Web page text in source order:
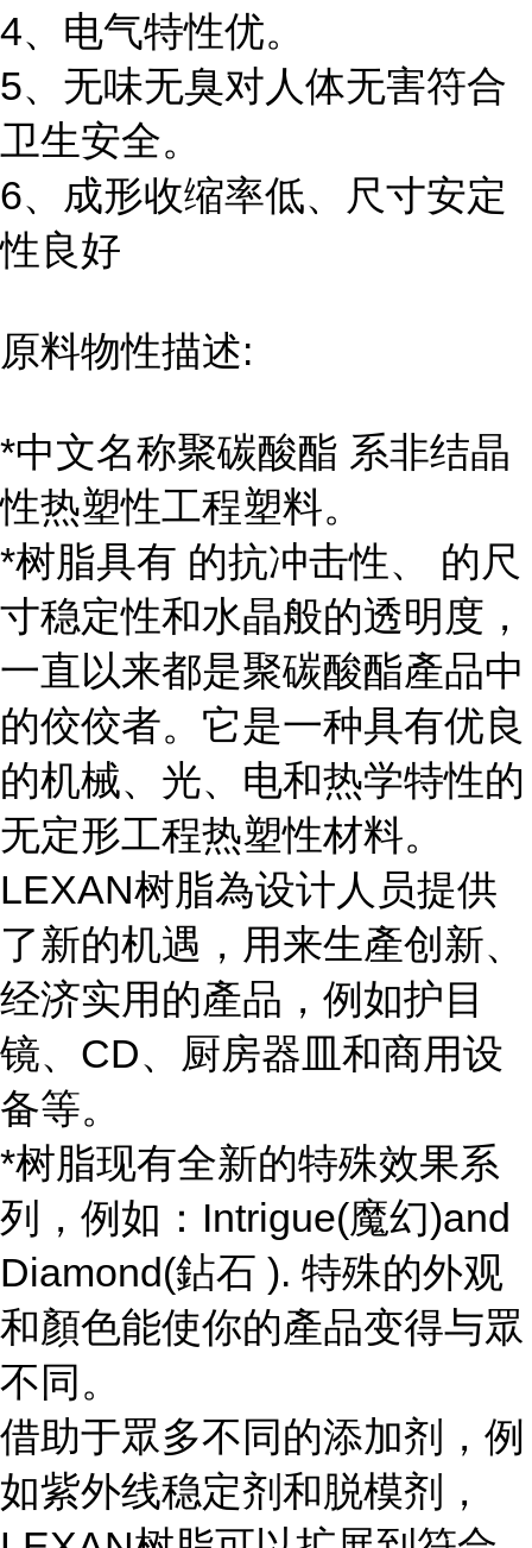
4、电气特性优。
5、无味无臭对人体无害符合
卫生安全。
6、成形收缩率低、尺寸安定
性良好
原料物性描述:
*中文名称聚碳酸酯 系非结晶
性热塑性工程塑料。
*树脂具有 的抗冲击性、 的尺
寸稳定性和水晶般的透明度，
一直以来都是聚碳酸酯產品中
的佼佼者。它是一种具有优良
的机械、光、电和热学特性的
无定形工程热塑性材料。
LEXAN树脂為设计人员提供
了新的机遇，用来生產创新、
经济实用的產品，例如护目
镜、CD、厨房器皿和商用设
备等。
*树脂现有全新的特殊效果系
列，例如：Intrigue(魔幻)and
Diamond(鉆石 ). 特殊的外观
和顏色能使你的產品变得与眾
不同。
借助于眾多不同的添加剂，例
如紫外线稳定剂和脱模剂，